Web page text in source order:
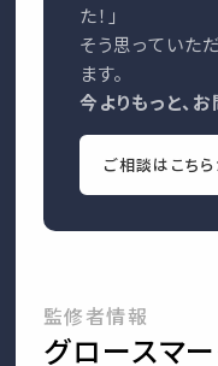
た！」
そう思っていた
ます。
今よりもっと、
ご相談はこち
監修者情報
グロースマ